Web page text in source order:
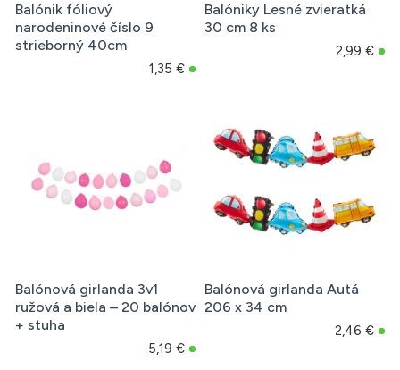
Balónik fóliový
narodeninové číslo 9
strieborný 40cm
1,35 €
Balóniky Lesné zvieratká
30 cm 8 ks
2,99 €
Balónová girlanda 3v1
ružová a biela – 20 balónov
+ stuha
5,19 €
Balónová girlanda Autá
206 x 34 cm
2,46 €